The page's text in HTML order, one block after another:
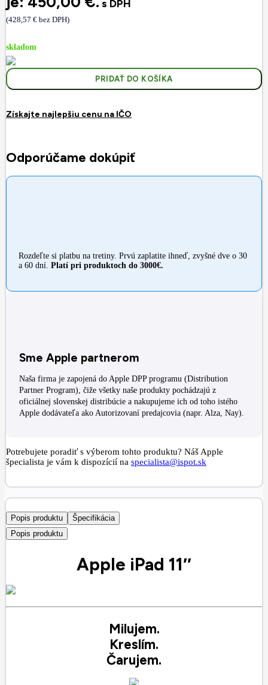
s DPH
(428,57 € bez DPH)
skladom
PRIDAŤ DO KOŠÍKA
Získajte najlepšiu cenu na IČO
Odporúčame dokúpiť
Rozdeľte si platbu na tretiny. Prvú zaplatite ihneď, zvyšné dve o 30
a 60 dní. Platí pri produktoch do 3000€.
Sme Apple partnerom
Naša firma je zapojená do Apple DPP programu (Distribution
Partner Program), čiže všetky naše produkty pochádzajú z
oficiálnej slovenskej distribúcie a nakupujeme ich od toho istého
Apple dodávateľa ako Autorizovaní predajcovia (napr. Alza, Nay).
Potrebujete poradiť s výberom tohto produktu? Náš Apple
špecialista je vám k dispozícií na specialista@ispot.sk
Popis produktu
Špecifikácia
Popis produktu
Apple iPad 11″
Milujem.
Kreslím.
Čarujem.